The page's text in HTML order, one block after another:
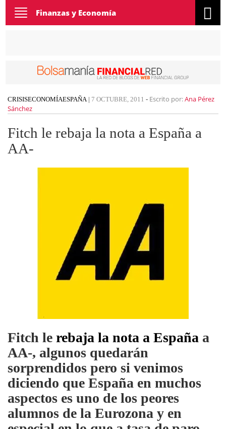
Toggle
navigation
Finanzas y Economía
CRISISECONOMÍAESPAÑA| 7 OCTUBRE, 2011 - Escrito por:Ana Pérez
Sánchez
Fitch le rebaja la nota a España a
AA-
Fitch le rebaja la nota a España a
AA-, algunos quedarán
sorprendidos pero si venimos
diciendo que España en muchos
aspectos es uno de los peores
alumnos de la Eurozona y en